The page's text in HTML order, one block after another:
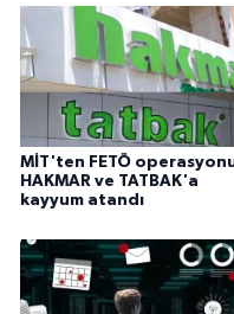
MİT'ten FETÖ
HAKMAR ve TATBAK'a
kayyum atandı